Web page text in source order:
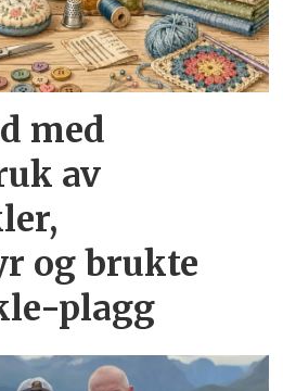
med
av
og brukte
plagg